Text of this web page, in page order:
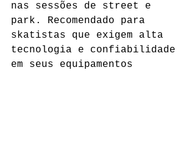
nas sessões de street e
park. Recomendado para
skatistas que exigem alta
tecnologia e confiabilidade
em seus equipamentos